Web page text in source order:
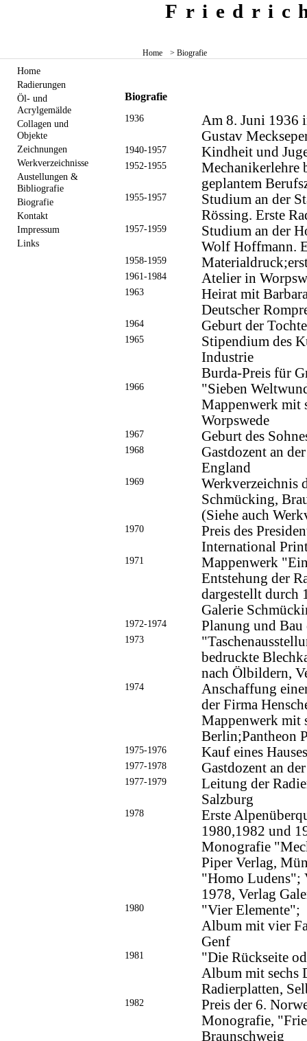
Home > Biografie
Biografie
1936
Am 8. Juni 1936
Gustav
1940-1957 Kindheit und
1952-1955
Mechanikerlehre
geplantem
1955-1957
Studium an der
Rössing. Erste
1957-1959
Studium an der
Wolf Hoffmann.
1958-1959
1961-1984 Atelier in
1963
Heirat mit
Deutscher
1964 Geburt der
1965
Stipendium des
Industrie
Burda-Preis für
1966
"Sieben
Mappenwerk mit
Worpswede
1967 Geburt des
1968
Gastdozent an
England
1969
Werkverzeichnis
Schmücking,
(Siehe auch
1970
Preis des
International
1971
Mappenwerk
Entstehung der
dargestellt durch
Galerie
1972-1974 Planung und Bau
1973
bedruckte
nach Ölbildern,
1974
Anschaffung
der Firma
Mappenwerk mit
Berlin;Pantheon
1975-1976 Kauf eines
1977-1978 Gastdozent an
1977-1979
Leitung der
Salzburg
1978
Erste
1980,1982 und
Monografie
Piper Verlag,
"Homo Ludens";
1978, Verlag
1980
"Vier Elemente";
Album mit vier
Genf
1981
"Die Rückseite
Album mit sechs
Radierplatten,
1982
Preis der 6.
Monografie,
Braunschweig
Home
Radierungen
Öl- und
Acrylgemälde
Collagen und
Objekte
Zeichnungen
Werkverzeichnisse
Austellungen &
Bibliografie
Biografie
Kontakt
Impressum
Links